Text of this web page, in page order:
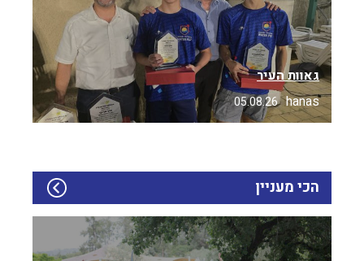
גאוות העיר
hanas
05.08.26
הכי מעניין